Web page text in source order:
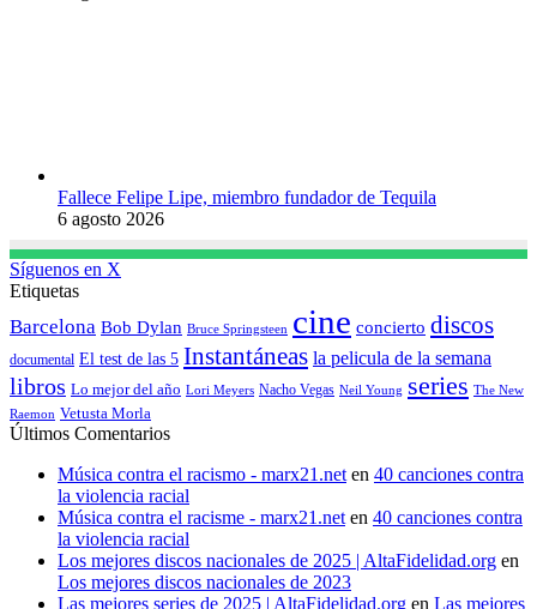
Fallece Felipe Lipe, miembro fundador de Tequila
6 agosto 2026
Síguenos en X
Etiquetas
Barcelona Bob Dylan Bruce Springsteen cine concierto discos
documental El test de las 5 Instantáneas la pelicula de la semana
libros Lo mejor del año Lori Meyers Nacho Vegas Neil Young series The New
Raemon Vetusta Morla
Últimos Comentarios
Música contra el racismo - marx21.net en 40 canciones contra
la violencia racial
Música contra el racisme - marx21.net en 40 canciones contra
la violencia racial
Los mejores discos nacionales de 2025 | AltaFidelidad.org en
Los mejores discos nacionales de 2023
Las mejores series de 2025 | AltaFidelidad.org en Las mejores